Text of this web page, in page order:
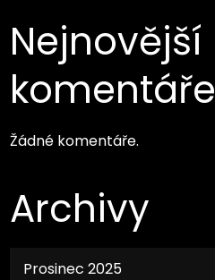
Nejnovější
komentáře
Žádné komentáře.
Archivy
Prosinec 2025